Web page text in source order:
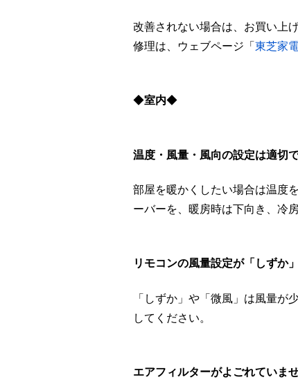
改善されない場合は、お買い上
修理は、ウェブページ「 東芝家
◆室内◆
温度・風量・風向の設定は適切
部屋を暖かくしたい場合は温度
ーバーを、暖房時は下向き、冷
リモコンの風量設定が「しずか
「しずか」や「微風」は風量が
してください。
エアフィルターがよごれていま